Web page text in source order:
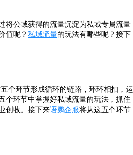
将公域获得的流量沉淀为私域专属流量
值呢？私域流量的玩法有哪些呢？接下
个环节形成循环的链路，环环相扣，运
个环节中掌握好私域流量的玩法，抓住
创收。接下来语鹦企服将从这五个环节